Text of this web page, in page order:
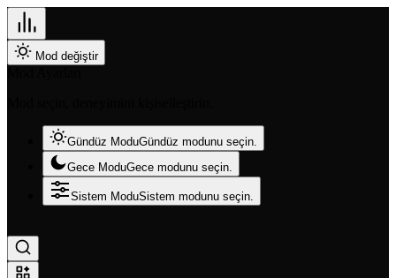
Mod değiştir
Gündüz ModuGündüz modunu seçin.
Gece ModuGece modunu seçin.
Sistem ModuSistem modunu seçin.